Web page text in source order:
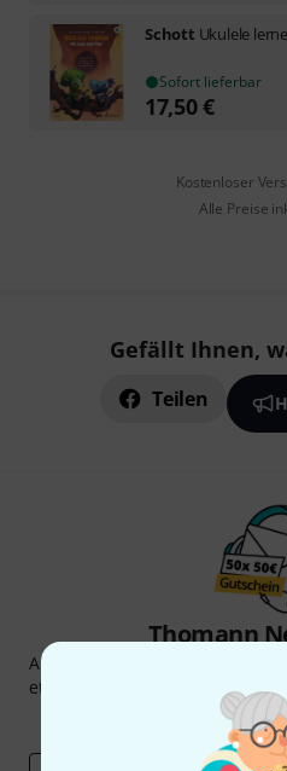
Schott Ukulele
Sofort lieferbar
17,50€
Kostenloser
Alle Preise
Gefällt Ihnen,
Teilen
Thomann
Abonniere den Thomann
etwas Glück einen von
50
Inspirierende Beiträge